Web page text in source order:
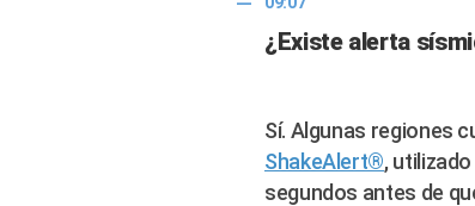
¿Existe alerta
Sí. Algunas regiones
ShakeAlert®,
segundos antes de